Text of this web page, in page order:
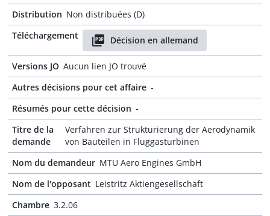
Distribution Non distribuées (D)
Téléchargement
Décision en allemand
Versions JO Aucun lien JO trouvé
Autres décisions pour cet affaire -
Résumés pour cette décision -
Titre de la
demande
Verfahren zur Strukturierung der Aerodynamik
von Bauteilen in Fluggasturbinen
Nom du demandeur MTU Aero Engines GmbH
Nom de l'opposant Leistritz Aktiengesellschaft
Chambre 3.2.06